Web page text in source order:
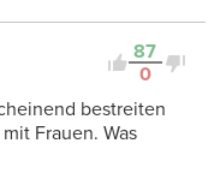
87
0
bestreiten
Frauen. Was